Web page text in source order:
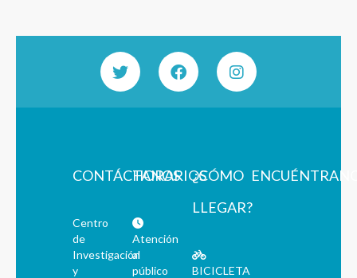
CONTÁCTANOS
Centro
de
Investigación
y
HORARIOS
Atención
al
público
¿CÓMO
LLEGAR?
BICICLETA